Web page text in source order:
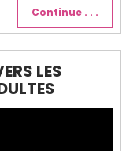
Continue . . .
LES